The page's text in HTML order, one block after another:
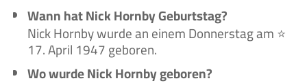
Wann hat Nick Hornby Geburtstag?
Nick Hornby wurde an einem Donnerstag am ⭐
17. April 1947 geboren.
Wo wurde Nick Hornby geboren?